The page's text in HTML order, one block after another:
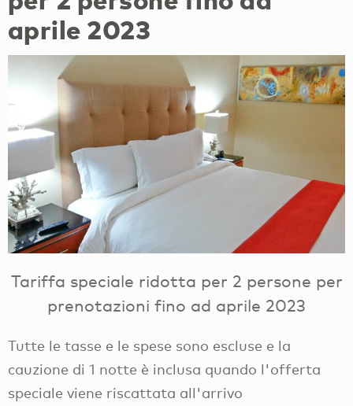
aprile 2023
Tariffa speciale ridotta per 2 persone per
prenotazioni fino ad aprile 2023
Tutte le tasse e le spese sono escluse e la
cauzione di 1 notte è inclusa quando l'offerta
speciale viene riscattata all'arrivo